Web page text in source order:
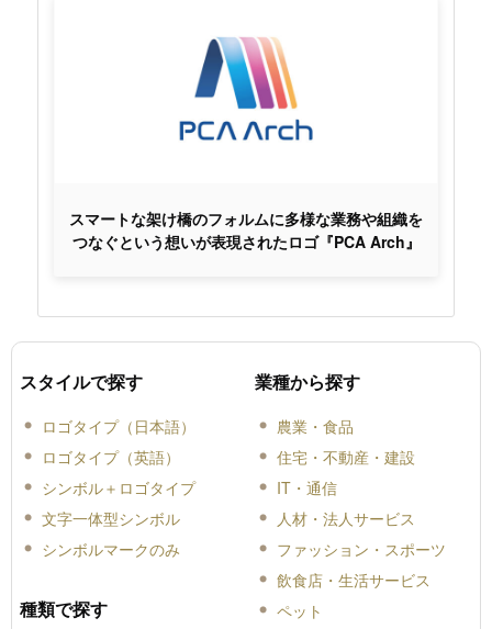
スマートな架け橋のフォルムに多様な業務や組織を
つなぐという想いが表現されたロゴ『PCA Arch』
スタイルで探す
ロゴタイプ（日本語）
ロゴタイプ（英語）
シンボル＋ロゴタイプ
文字一体型シンボル
シンボルマークのみ
種類で探す
業種から探す
農業・食品
住宅・不動産・建設
IT・通信
人材・法人サービス
ファッション・スポーツ
飲食店・生活サービス
ペット